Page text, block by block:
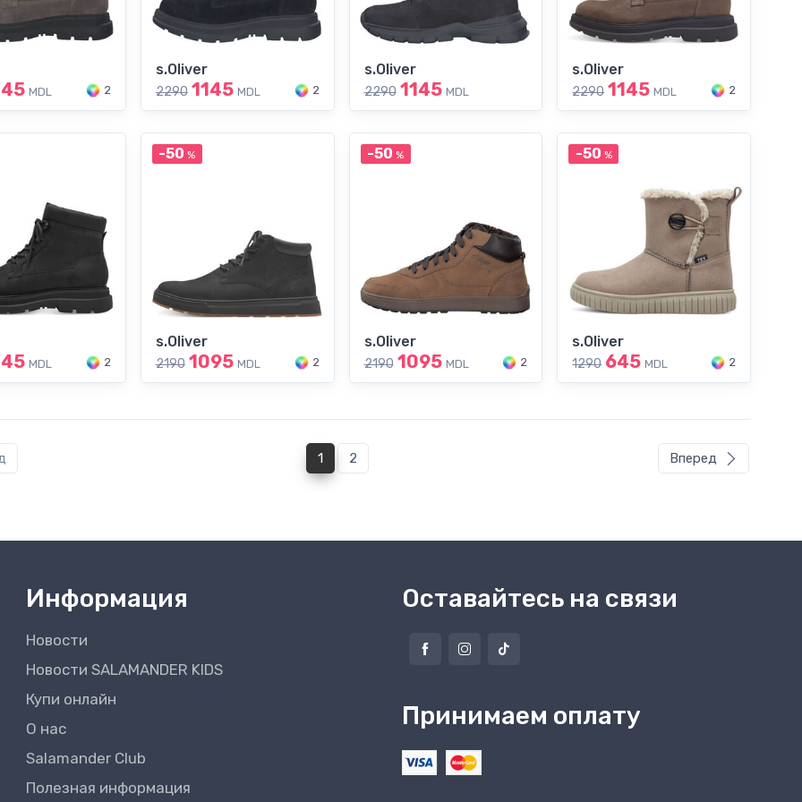
MDL 2
s.Oliver
2290 1145 MDL 2
s.Oliver
2290 1145 MDL
s.Oliver
2290 1145 MDL 2
MDL 2
-50 %
s.Oliver
2190 1095 MDL 2
-50 %
s.Oliver
2190 1095 MDL 2
-50 %
s.Oliver
1290 645 MDL 2
1(current)
2 Вперед
Информация
Новости
Новости SALAMANDER KIDS
Купи онлайн
О нас
Salamander Club
Полезная информация
Оставайтесь на связи
Принимаем оплату